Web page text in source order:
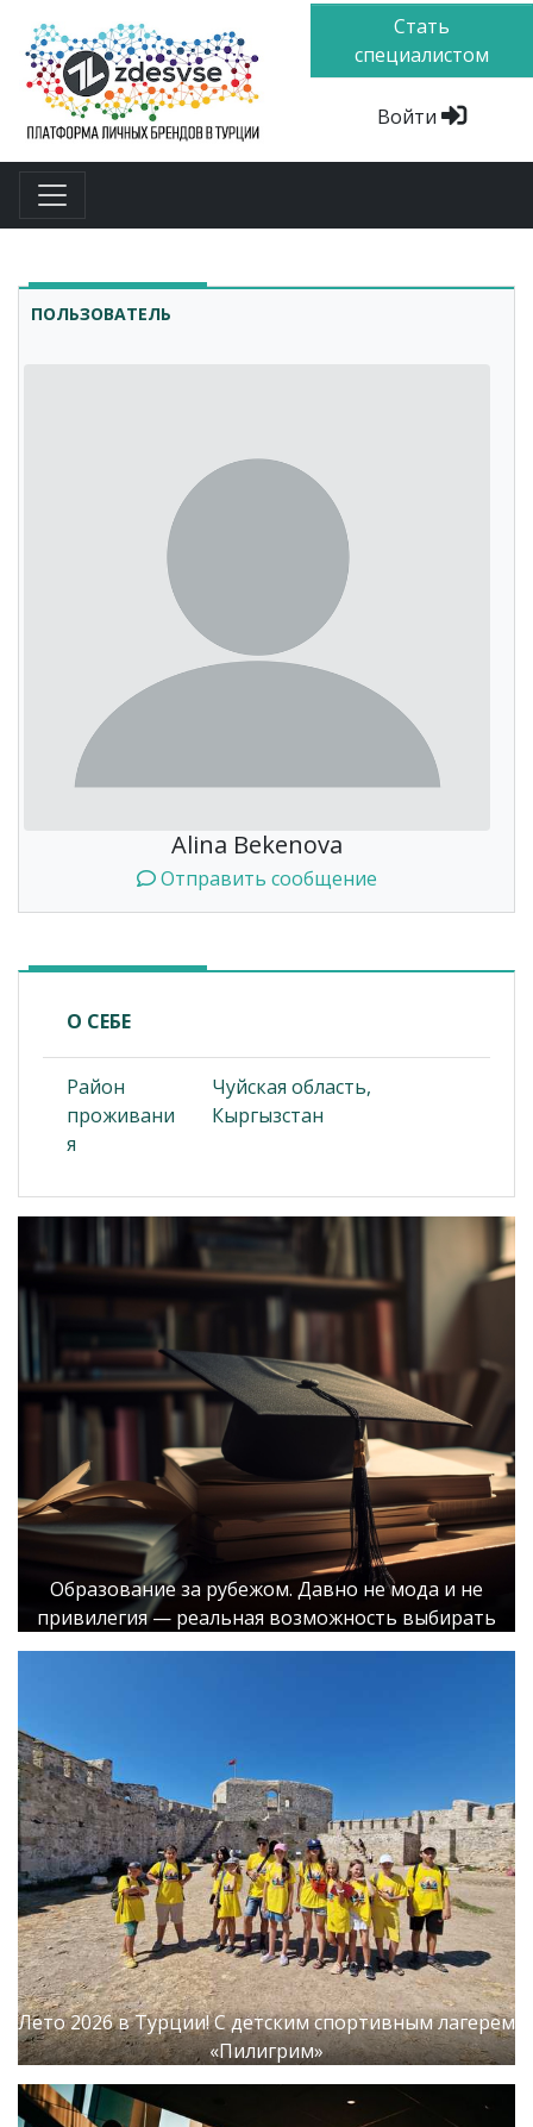
Стать
специалистом
Войти
ПОЛЬЗОВАТЕЛЬ
Alina Bekenova
Отправить сообщение
О СЕБЕ
Район
проживани
я
Чуйская область,
Кыргызстан
Образование за рубежом. Давно не мода и не
привилегия — реальная возможность выбирать
Лето 2026 в Турции! С детским спортивным лагерем
«Пилигрим»